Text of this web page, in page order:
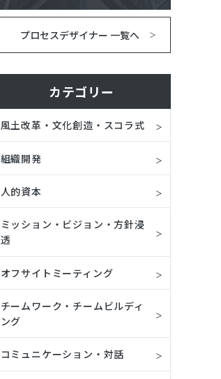
プロセスデザイナー 一覧へ
カテゴリー
風土改革・文化創造・スコラ式
組織開発
人的資本
ミッション・ビジョン・方針浸
透
オフサイトミーティング
チームワーク・チームビルディ
ング
コミュニケーション・対話